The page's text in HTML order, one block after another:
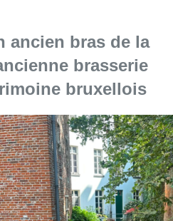
ancien bras de la
brasserie
bruxellois